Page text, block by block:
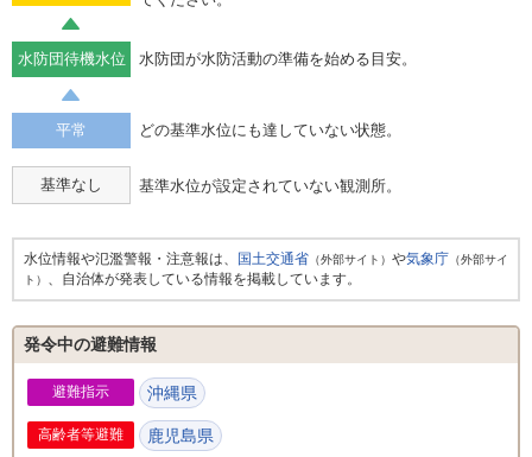
水防団待機水位 水防団が水防活動の準備を始める目安。
平常 どの基準水位にも達していない状態。
基準なし 基準水位が設定されていない観測所。
水位情報や氾濫警報・注意報は、 国土交通省 （外部サイト） や気象庁 （外部サイ
ト） 、自治体が発表している情報を掲載しています。
発令中の避難情報
避難指示 沖縄県
高齢者等避難 鹿児島県